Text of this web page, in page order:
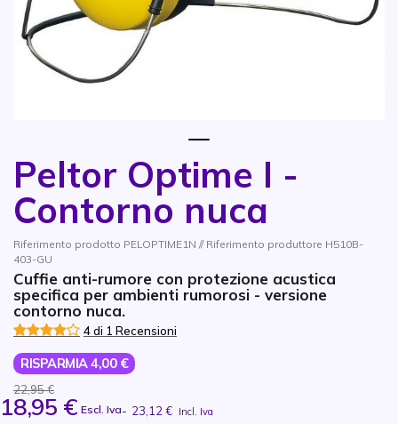
Peltor Optime I -
Contorno nuca
Riferimento prodotto PELOPTIME1N // Riferimento produttore H510B-
403-GU
Cuffie anti-rumore con protezione acustica
specifica per ambienti rumorosi - versione
contorno nuca.
4 di 1 Recensioni
RISPARMIA 4,00 €
22,95 €
18,95 € Escl. Iva- 23,12 € Incl. Iva
Vai all'inizio della galleria di immagini